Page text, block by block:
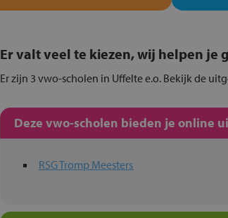
Er valt veel te kiezen, wij helpen je
Er zijn 3 vwo-scholen in Uffelte e.o. Bekijk de
Deze vwo-scholen bieden je online
RSG Tromp Meesters